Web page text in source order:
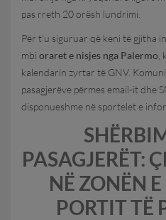
pas rreth 20 orësh lundrimi.
Për t'u siguruar që keni të gjitha
mbi oraret e nisjes nga Palermo
kalendarin zyrtar të GNV.
pasagjerëve përmes email-it dhe
disponueshme në sportelet e
PASAGJERËT:
NË ZONËN
PORTIT TË